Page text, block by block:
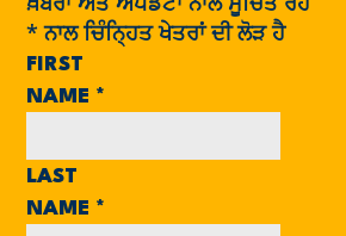
* ਨਾਲ ਚਿੰਨ੍ਹਿਤ ਖੇਤਰਾਂ ਦੀ ਲੋੜ ਹੈ
FIRST
NAME *
LAST
NAME *